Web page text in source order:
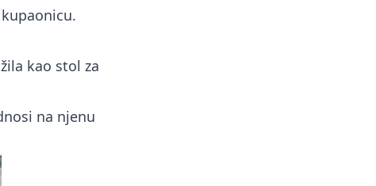
kao stol za
na njenu